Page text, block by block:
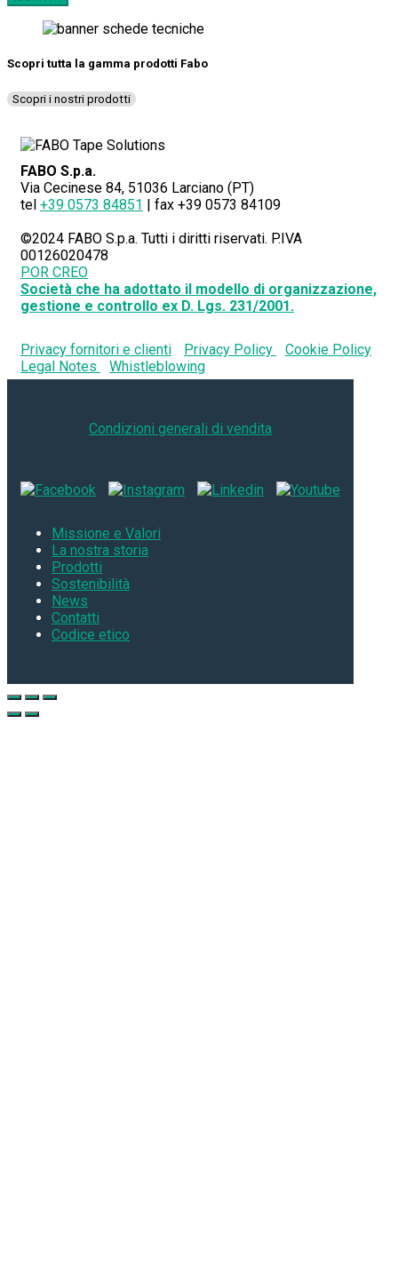
Scopri tutta la gamma prodotti Fabo
Scopri i nostri prodotti
FABO S.p.a.
Via Cecinese 84, 51036 Larciano (PT)
tel +39 0573 84851
| fax +39 0573 84109
©2024 FABO S.p.a. Tutti i diritti riservati. P.IVA
00126020478
POR CREO
Società che ha adottato il modello di organizzazione,
gestione e controllo ex D. Lgs. 231/2001.
Privacy fornitori e clienti Privacy Policy
Cookie Policy
Legal Notes
Whistleblowing
Condizioni generali di vendita
Missione e Valori
La nostra storia
Prodotti
Sostenibilità
News
Contatti
Codice etico